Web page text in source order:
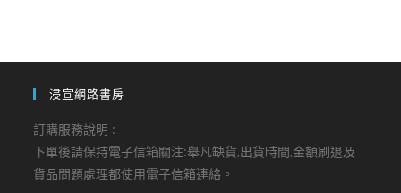
浸宣網路書房
訂購服務說明 :
下單後請保持電子信箱關注:舉凡缺貨,出貨時間,金額刷退及
貨品問題處理都使用電子信箱連絡。